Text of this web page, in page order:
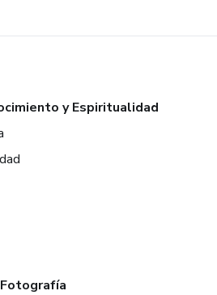
y Espiritualidad